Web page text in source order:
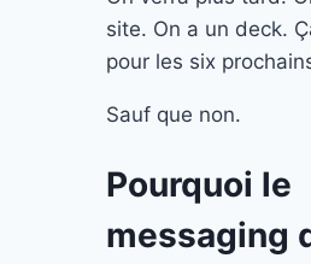
site. On a un deck.
pour les six
Sauf que non.
Pourquoi le
messaging